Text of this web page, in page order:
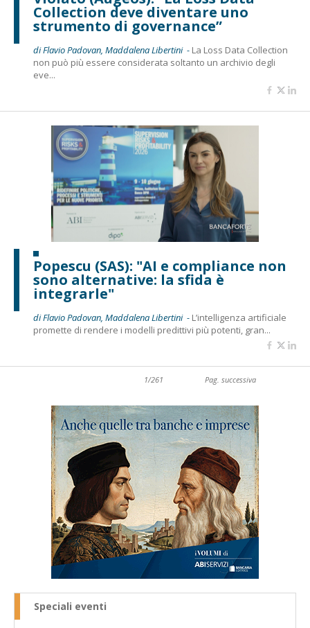
Collection deve diventare uno
strumento di governance”
di Flavio Padovan, Maddalena Libertini - La Loss Data Collection
non può più essere considerata soltanto un archivio degli
eve...
Popescu (SAS): "AI e compliance non
sono alternative: la sfida è
integrarle"
di Flavio Padovan, Maddalena Libertini - L’intelligenza artificiale
promette di rendere i modelli predittivi più potenti, gran...
1/261 Pag. successiva
Speciali eventi